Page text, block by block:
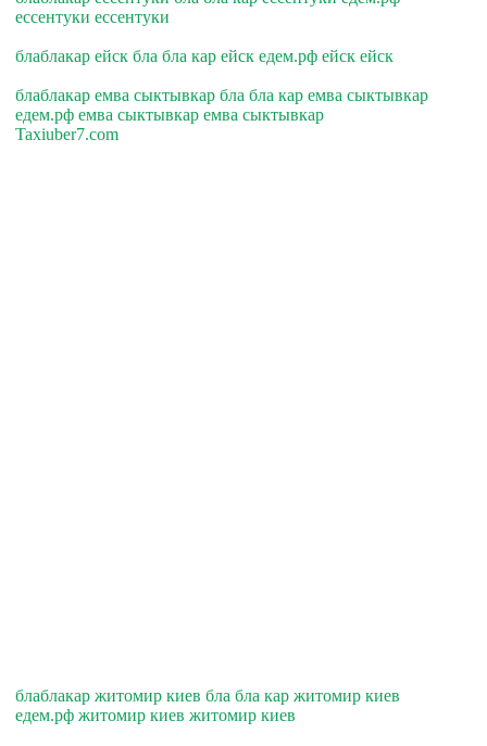
ессентуки ессентуки
блаблакар ейск бла бла кар ейск едем.рф ейск ейск
блаблакар емва сыктывкар бла бла кар емва сыктывкар
едем.рф емва сыктывкар емва сыктывкар
Taxiuber7.com
блаблакар житомир киев бла бла кар житомир киев
едем.рф житомир киев житомир киев